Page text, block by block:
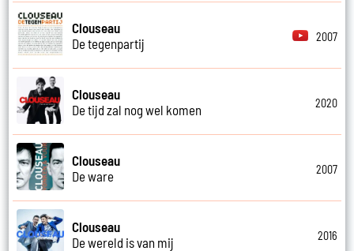
Clouseau
De tegenpartij
2007
Clouseau
De tijd zal nog wel komen
2020
Clouseau
De ware
2007
Clouseau
De wereld is van mij
2016